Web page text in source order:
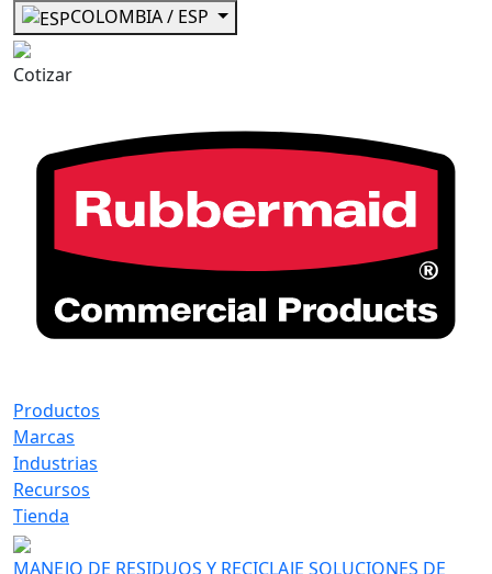
COLOMBIA / ESP
Cotizar
Productos
Marcas
Industrias
Recursos
Tienda
MANEJO DE RESIDUOS Y RECICLAJE SOLUCIONES DE